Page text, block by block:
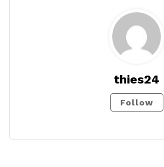
thies24
Follow